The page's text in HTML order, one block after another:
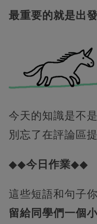
最重要的就是出
今天的知識是不
別忘了在評論區
◆◆今日作業◆◆
這些短語和句子
留給同學們一個